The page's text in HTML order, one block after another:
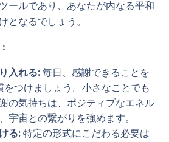
ールであり、あなたが内なる平和
となるでしょう。
入れる: 毎日、感謝できることを
をつけましょう。小さなことでも
の気持ちは、ポジティブなエネル
宇宙との繋がりを強めます。
る: 特定の形式にこだわる必要は